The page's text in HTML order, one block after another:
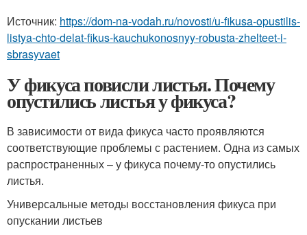
Источник: https://dom-na-vodah.ru/novosti/u-fikusa-opustilis-
listya-chto-delat-fikus-kauchukonosnyy-robusta-zhelteet-i-
sbrasyvaet
У фикуса повисли листья. Почему
опустились листья у фикуса?
В зависимости от вида фикуса часто проявляются
соответствующие проблемы с растением. Одна из самых
распространенных – у фикуса почему-то опустились
листья.
Универсальные методы восстановления фикуса при
опускании листьев